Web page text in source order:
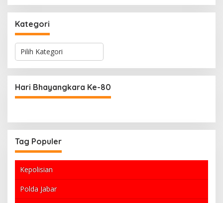
Kategori
K
e
g
o
r
Hari Bhayangkara Ke-80
Tag Populer
Kepolisian
Polda Jabar